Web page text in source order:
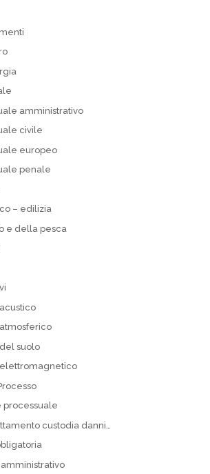
amministrativo
civile
europeo
penale
– edilizia
e della pesca
suolo
processuale
custodia danni…